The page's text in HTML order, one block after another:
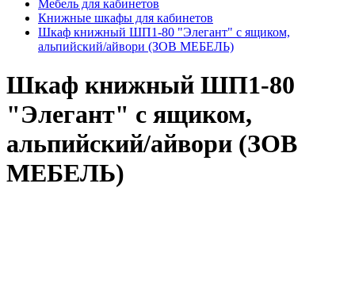
Мебель для кабинетов
Книжные шкафы для кабинетов
Шкаф книжный ШП1-80 "Элегант" с ящиком,
альпийский/айвори (ЗОВ МЕБЕЛЬ)
Шкаф книжный ШП1-80
"Элегант" с ящиком,
альпийский/айвори (ЗОВ
МЕБЕЛЬ)